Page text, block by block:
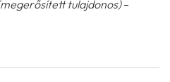
tulajdonos) –